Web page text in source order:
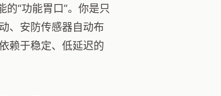
“功能胃口”。你是只
、安防传感器自动布
赖于稳定、低延迟的